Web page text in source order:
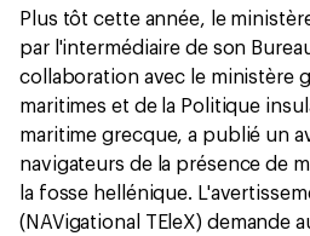
Plus tôt cette année, le
par l'intermédiaire de son
collaboration avec le ministère
maritimes et de la Politique
maritime grecque, a publié un
navigateurs de la présence de
la fosse hellénique.
(NAVigational TEleX) demande